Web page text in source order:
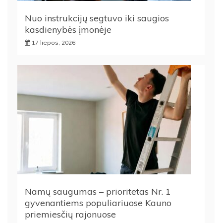
Nuo instrukcijų segtuvo iki saugios
kasdienybės įmonėje
17 liepos, 2026
Namų saugumas – prioritetas Nr. 1
gyvenantiems populiariuose Kauno
priemiesčių rajonuose